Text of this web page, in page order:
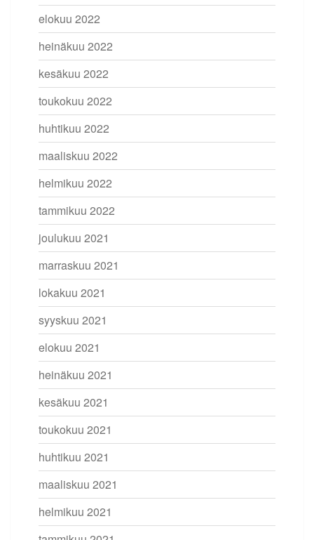
elokuu 2022
heinäkuu 2022
kesäkuu 2022
toukokuu 2022
huhtikuu 2022
maaliskuu 2022
helmikuu 2022
tammikuu 2022
joulukuu 2021
marraskuu 2021
lokakuu 2021
syyskuu 2021
elokuu 2021
heinäkuu 2021
kesäkuu 2021
toukokuu 2021
huhtikuu 2021
maaliskuu 2021
helmikuu 2021